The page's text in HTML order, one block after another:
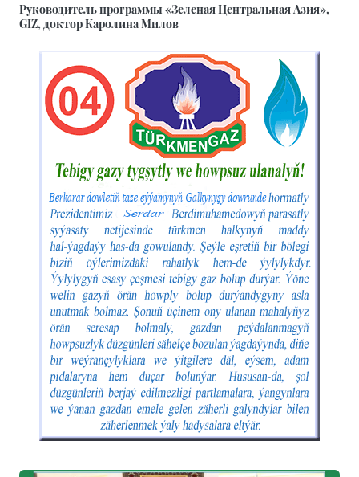
Руководитель программы «Зеленая Центральная Азия»,
GIZ, доктор Каролина Милов